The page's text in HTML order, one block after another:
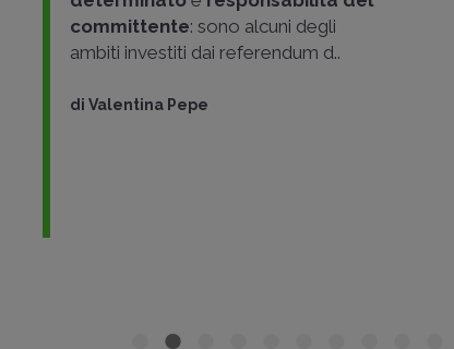
committente: sono alcuni degli
ambiti investiti dai referendum d..
di Valentina Pepe